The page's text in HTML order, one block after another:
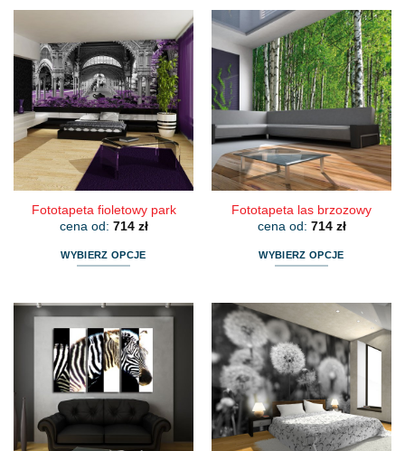
Fototapeta fioletowy park
cena od: 714 zł
WYBIERZ OPCJE
ma
wiele
wariantów.
Opcje
można
stronie
Fototapeta las brzozowy
cena od: 714 zł
WYBIERZ OPCJE
wiele
wariantów.
Opcje
można
wybrać
na
stronie